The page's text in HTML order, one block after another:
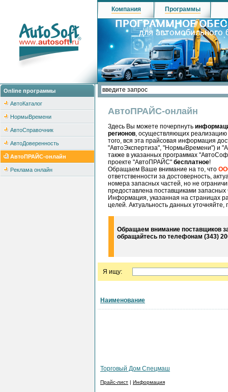
Online программы
АвтоКаталог
НормыВремени
АвтоСправочник
АвтоДоверенность
АвтоПРАЙС-онлайн
Реклама онлайн
Компания Программы
АвтоПРАЙС-онлайн
Здесь Вы можете почерпнуть
регионов, осуществляющих
того, вся эта прайсовая информация
"АвтоЭкспертиза", "НормыВремени") и
также в указанных программах
проекте "АвтоПРАЙС" бесплатное!
Обращаем Ваше внимание на то, что
ответственности за достоверность,
номера запасных частей, но не
предоставлена поставщиками запасных
Информация, указанная на страницах
целей. Актуальность данных
Обращаем внимание поставщиков
обращайтесь по телефонам (343)
Я ищу:
Наименование
Торговый Дом Спецмаш
Прайс-лист | Информация